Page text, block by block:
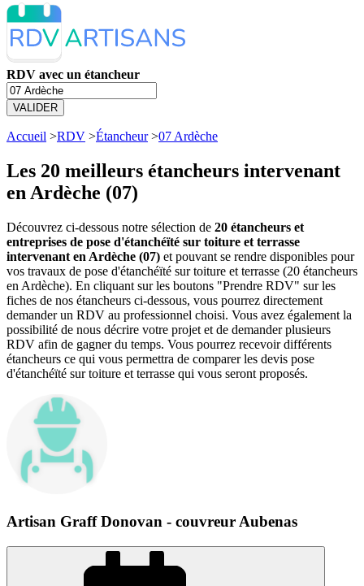
RDV avec un étancheur
VALIDER
Accueil >RDV >Étancheur>07 Ardèche
Les 20 meilleurs étancheurs intervenant
en Ardèche (07)
Découvrez ci-dessous notre sélection de 20 étancheurs et
entreprises de pose d'étanchéïté sur toiture et terrasse
intervenant en Ardèche (07) et pouvant se rendre disponibles pour
vos travaux de pose d'étanchéïté sur toiture et terrasse (20 étancheurs
en Ardèche). En cliquant sur les boutons "Prendre RDV" sur les
fiches de nos étancheurs ci-dessous, vous pourrez directement
demander un RDV au professionnel choisi. Vous avez également la
possibilité de nous décrire votre projet et de demander plusieurs
RDV afin de gagner du temps. Vous pourrez recevoir différents
étancheurs ce qui vous permettra de comparer les devis pose
d'étanchéïté sur toiture et terrasse qui vous seront proposés.
Artisan Graff Donovan - couvreur Aubenas